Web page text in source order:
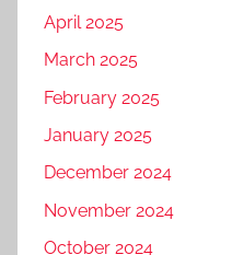
April 2025
March 2025
February 2025
January 2025
December 2024
November 2024
October 2024